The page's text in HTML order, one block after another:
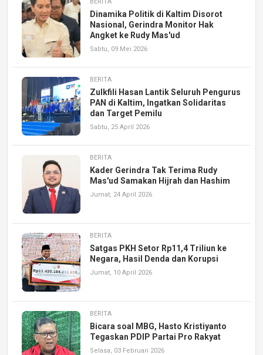
Dinamika Politik di Kaltim Disorot
Nasional, Gerindra Monitor Hak
Angket ke Rudy Mas'ud
Sabtu, 09 Mei 2026
BERITA
Zulkfili Hasan Lantik Seluruh Pengurus
PAN di Kaltim, Ingatkan Solidaritas
dan Target Pemilu
Sabtu, 25 April 2026
BERITA
Kader Gerindra Tak Terima Rudy
Mas'ud Samakan Hijrah dan Hashim
Jumat, 24 April 2026
BERITA
Satgas PKH Setor Rp11,4 Triliun ke
Negara, Hasil Denda dan Korupsi
Jumat, 10 April 2026
BERITA
Bicara soal MBG, Hasto Kristiyanto
Tegaskan PDIP Partai Pro Rakyat
Selasa, 03 Februari 2026